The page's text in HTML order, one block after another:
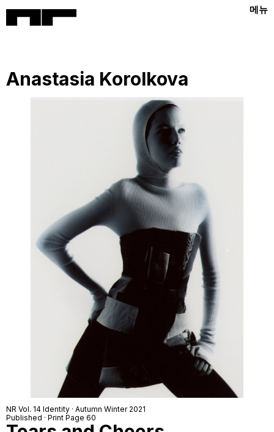
메뉴
Anastasia Korolkova
NR Vol. 14 Identity · Autumn Winter 2021
Published · Print Page 60